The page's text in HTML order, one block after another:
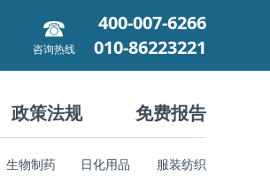
咨询热线
400-007-6266
010-86223221
政策法规 免费报告
生物制药 日化用品
服装纺织